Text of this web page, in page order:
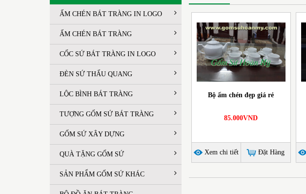
ẤM CHÉN BÁT TRÀNG IN LOGO
ẤM CHÉN BÁT TRÀNG
CỐC SỨ BÁT TRÀNG IN LOGO
ĐÈN SỨ THẤU QUANG
LỘC BÌNH BÁT TRÀNG
TƯỢNG GỐM SỨ BÁT TRÀNG
GỐM SỨ XÂY DỰNG
QUÀ TẶNG GỐM SỨ
SẢN PHẨM GỐM SỨ KHÁC
Bộ ấm chén đẹp giá rẻ
85.000VND
Xem chi tiết Đặt Hàng